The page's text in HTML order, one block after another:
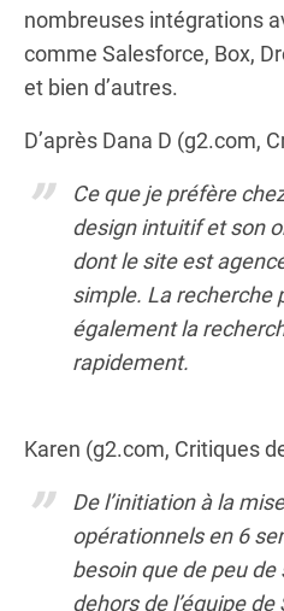
nombreuses intégrations
comme Salesforce, Box,
et bien d’autres.
D’après Dana D (g2.com,
Ce que je préfère
design intuitif et son
dont le site est
simple. La recherche
également la
rapidement.
Karen (g2.com, Critiques
De l’initiation à la
opérationnels en 6
besoin que de peu
dehors de l’équipe de